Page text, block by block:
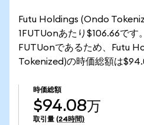
Futu Holdings (Ondo
1FUTUonあたり$106.66です
FUTUonであるため、Futu
Tokenized)の時価総額は
時価総額
$94.08万
取引量 (24時間)